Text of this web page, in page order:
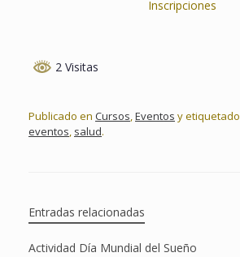
Inscripciones
2 Visitas
Publicado en Cursos,Eventos y etiquetado
eventos, salud.
Entradas relacionadas
Actividad Día Mundial del Sueño